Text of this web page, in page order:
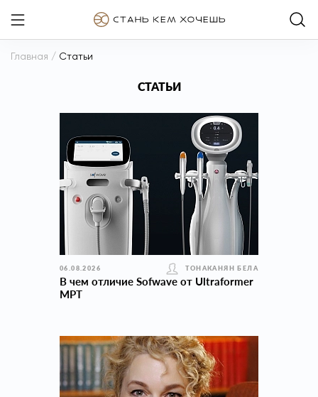
Главная / Статьи
СТАТЬИ
06.08.2026 ТОНАКАНЯН БЕЛА
В чем отличие Sofwave от Ultraformer
MPT